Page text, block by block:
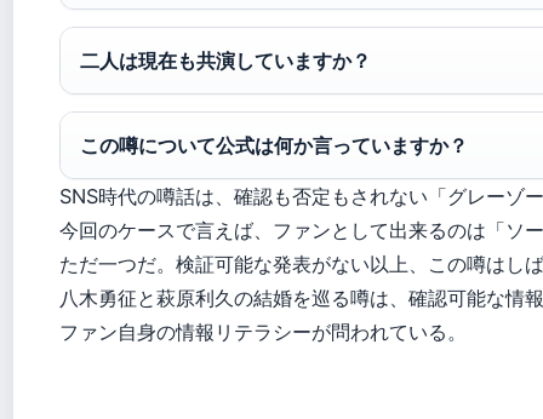
二人は現在も共演していますか？
この噂について公式は何か言っていますか？
SNS時代の噂話は、確認も否定もされない「グレーゾ
今回のケースで言えば、ファンとして出来るのは「ソ
ただ一つだ。検証可能な発表がない以上、この噂はし
八木勇征と萩原利久の結婚を巡る噂は、確認可能な情
ファン自身の情報リテラシーが問われている。